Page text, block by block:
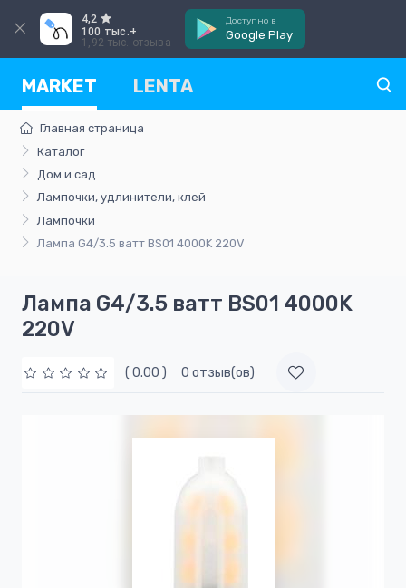
4,2
100 тыс.+
1,92 тыс. отзыва
Доступно в
Google Play
MARKET LENTA
Главная страница
Каталог
Дом и сад
Лампочки, удлинители, клей
Лампочки
Лампа G4/3.5 ватт BS01 4000K 220V
Лампа G4/3.5 ватт BS01 4000K
220V
( 0.00 ) 0 отзыв(ов)